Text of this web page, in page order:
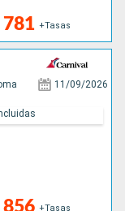
781 +Tasas
11/09/2026
856 +Tasas